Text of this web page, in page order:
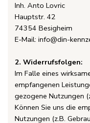
Inh. Anto Lovric
Hauptstr. 42
74354 Besigheim
E-Mail: info@din-
2. Widerrufsfolgen:
Im Falle eines
empfangenen
gezogene Nutzungen
Können Sie uns die
Nutzungen (z.B.